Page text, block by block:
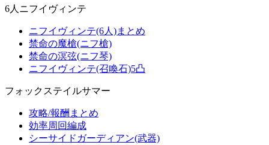
6人ニフイヴィンテ
ニフイヴィンテ(6人)まとめ
禁命の魔槍(ニフ槍)
禁命の溟弦(ニフ琴)
ニフイヴィンテ(召喚石)5凸
フォックステイルサマー
攻略/報酬まとめ
効率周回編成
シーサイドガーディアン(武器)